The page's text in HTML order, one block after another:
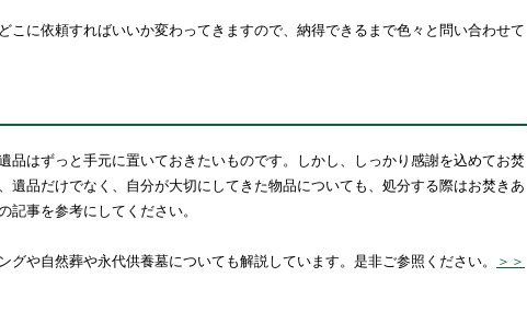
こに依頼すればいいか変わってきますので、納得できるまで色々と問い合わせて
品はずっと手元に置いておきたいものです。しかし、しっかり感謝を込めてお焚
遺品だけでなく、自分が大切にしてきた物品についても、処分する際はお焚きあ
記事を参考にしてください。
や自然葬や永代供養墓についても解説しています。是非ご参照ください。
＞＞